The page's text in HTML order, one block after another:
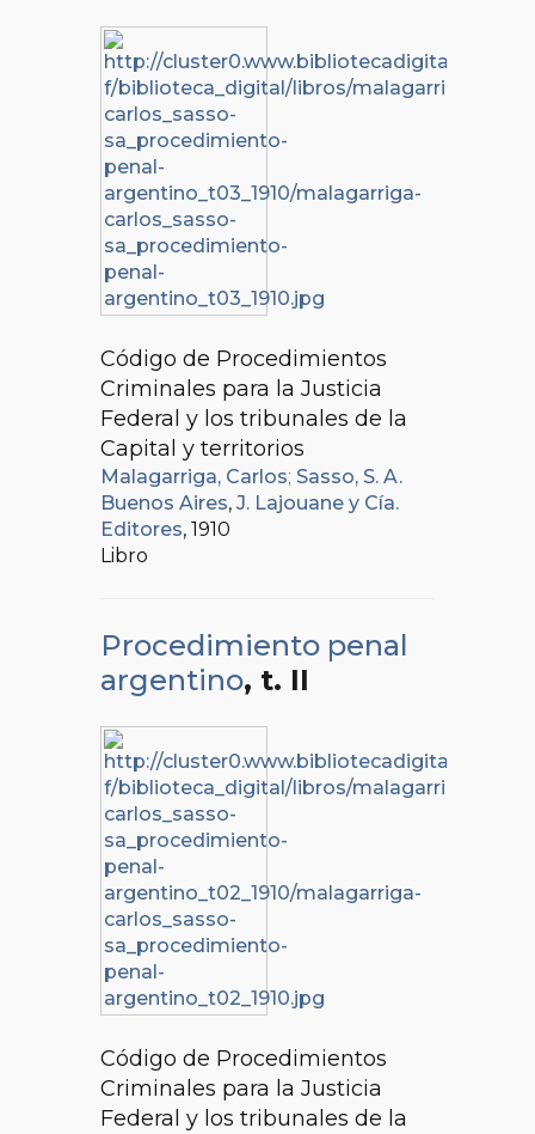
Código de Procedimientos
Criminales para la Justicia
Federal y los tribunales de la
Capital y territorios
Malagarriga, Carlos; Sasso, S. A.
Buenos Aires, J. Lajouane y Cía.
Editores, 1910
Libro
Procedimiento penal
argentino, t. II
Código de Procedimientos
Criminales para la Justicia
Federal y los tribunales de la